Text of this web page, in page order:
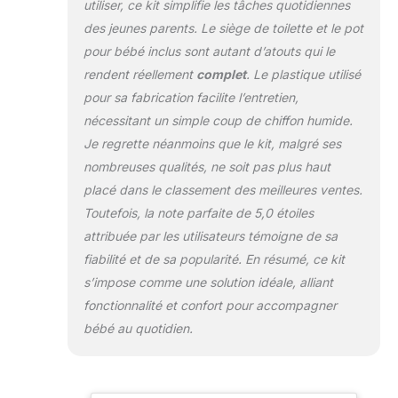
naissance au
12ème Le
compagnon idéal
vie. Le siège de bain
spécialement conçu
pour les bébés
garantit que l'enfant
est stable et ne
peut pas glisser. En
outre, la baignoire
est munie d'un
tapis antidérapant
spécial et d'un
niveau d'eau.
jusqu'au trait
utiliser, ce kit simplifie les tâches quotidiennes
des jeunes parents. Le siège de toilette et le pot
pour bébé inclus sont autant d’atouts qui le
rendent réellement complet. Le plastique utilisé
pour sa fabrication facilite l’entretien,
nécessitant un simple coup de chiffon humide.
Je regrette néanmoins que le kit, malgré ses
nombreuses qualités, ne soit pas plus haut
placé dans le classement des meilleures ventes.
Toutefois, la note parfaite de 5,0 étoiles
attribuée par les utilisateurs témoigne de sa
fiabilité et de sa popularité. En résumé, ce kit
s’impose comme une solution idéale, alliant
fonctionnalité et confort pour accompagner
bébé au quotidien.